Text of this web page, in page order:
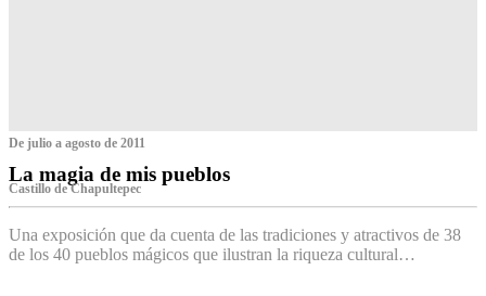
De julio a agosto de 2011
La magia de mis pueblos
Castillo de Chapultepec
Una exposición que da cuenta de las tradiciones y atractivos de 38
de los 40 pueblos mágicos que ilustran la riqueza cultural…